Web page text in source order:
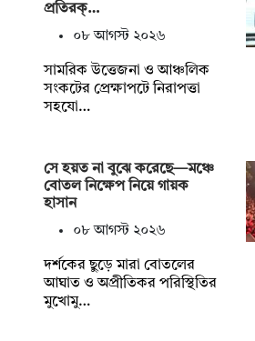
প্রতিরক্…
০৮ আগস্ট ২০২৬
সামরিক উত্তেজনা ও আঞ্চলিক
সংকটের প্রেক্ষাপটে নিরাপত্তা
সহযো…
সে হয়ত না ‍বুঝে করেছে—মঞ্চে
বোতল নিক্ষেপ নিয়ে গায়ক
হাসান
০৮ আগস্ট ২০২৬
দর্শকের ছুড়ে মারা বোতলের
আঘাত ও অপ্রীতিকর পরিস্থিতির
মুখোমু…